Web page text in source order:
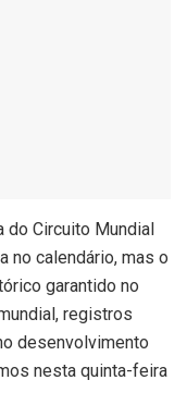
do Circuito Mundial
no calendário, mas o
garantido no
registros
desenvolvimento
nesta quinta-feira